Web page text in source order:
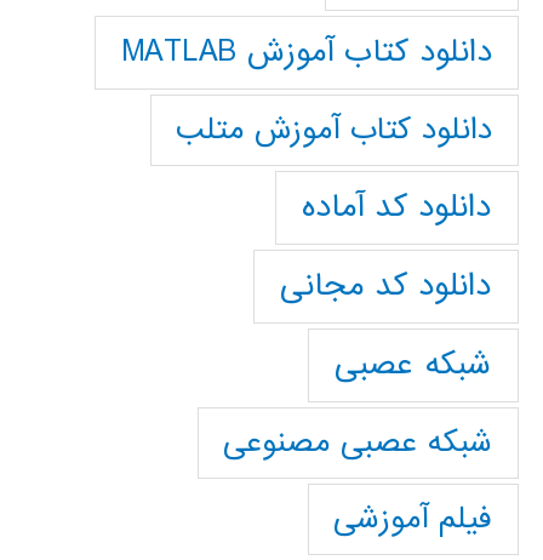
دانلود کتاب آموزش MATLAB
دانلود کتاب آموزش متلب
دانلود کد آماده
دانلود کد مجانی
شبکه عصبی
شبکه عصبی مصنوعی
فیلم آموزشی